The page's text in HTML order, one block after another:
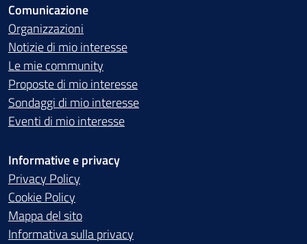
Comunicazione
Organizzazioni
Notizie di mio interesse
Le mie community
Proposte di mio interesse
Sondaggi di mio interesse
Eventi di mio interesse
Informative e privacy
Privacy Policy
Cookie Policy
Mappa del sito
Informativa sulla privacy